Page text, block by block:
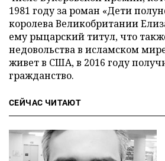
1981 году за роман «Дети
королева Великобритании
ему рыцарский титул, что
недовольства в исламском
живет в США, в 2016 году
гражданство.
СЕЙЧАС ЧИТАЮТ